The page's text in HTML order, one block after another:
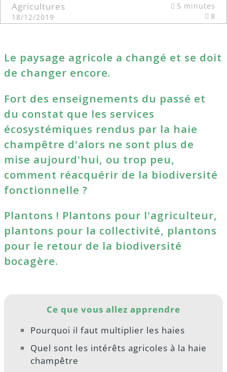
Agricultures
18/12/2019
5 minutes
8
Le paysage agricole a changé et se doit
de changer encore.
Fort des enseignements du passé et
du constat que les services
écosystémiques rendus par la haie
champêtre d'alors ne sont plus de
mise aujourd'hui, ou trop peu,
comment réacquérir de la biodiversité
fonctionnelle ?
Plantons ! Plantons pour l'agriculteur,
plantons pour la collectivité, plantons
pour le retour de la biodiversité
bocagère.
Ce que vous allez apprendre
Pourquoi il faut multiplier les haies
Quel sont les intérêts agricoles à la haie
champêtre